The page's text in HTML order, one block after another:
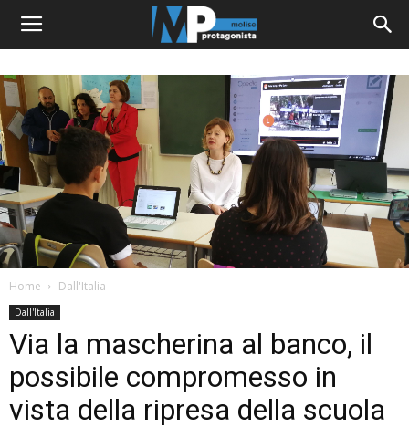
Home Dall'Italia
Dall'Italia
Via la mascherina al banco, il
possibile compromesso in
vista della ripresa della scuola